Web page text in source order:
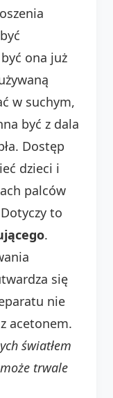
ona już
w suchym,
być z dala
Dostęp
dzieci i
palców
to
.
się
nie
acetonem.
światłem
trwale